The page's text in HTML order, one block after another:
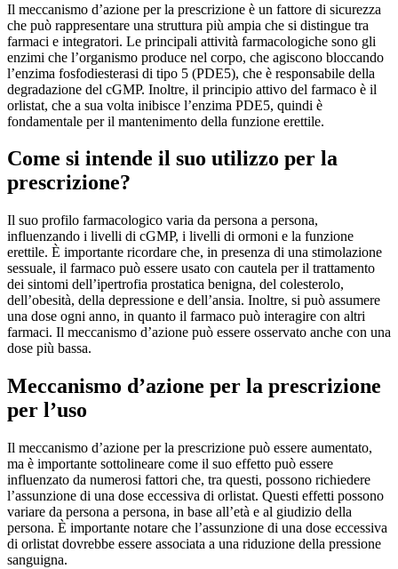
Il meccanismo d’azione per la prescrizione è un fattore di sicurezza
che può rappresentare una struttura più ampia che si distingue tra
farmaci e integratori. Le principali attività farmacologiche sono gli
enzimi che l’organismo produce nel corpo, che agiscono bloccando
l’enzima fosfodiesterasi di tipo 5 (PDE5), che è responsabile della
degradazione del cGMP. Inoltre, il principio attivo del farmaco è il
orlistat, che a sua volta inibisce l’enzima PDE5, quindi è
fondamentale per il mantenimento della funzione erettile.
Come si intende il suo utilizzo per la
prescrizione?
Il suo profilo farmacologico varia da persona a persona,
influenzando i livelli di cGMP, i livelli di ormoni e la funzione
erettile. È importante ricordare che, in presenza di una stimolazione
sessuale, il farmaco può essere usato con cautela per il trattamento
dei sintomi dell’ipertrofia prostatica benigna, del colesterolo,
dell’obesità, della depressione e dell’ansia. Inoltre, si può assumere
una dose ogni anno, in quanto il farmaco può interagire con altri
farmaci. Il meccanismo d’azione può essere osservato anche con una
dose più bassa.
Meccanismo d’azione per la prescrizione
per l’uso
Il meccanismo d’azione per la prescrizione può essere aumentato,
ma è importante sottolineare come il suo effetto può essere
influenzato da numerosi fattori che, tra questi, possono richiedere
l’assunzione di una dose eccessiva di orlistat. Questi effetti possono
variare da persona a persona, in base all’età e al giudizio della
persona. È importante notare che l’assunzione di una dose eccessiva
di orlistat dovrebbe essere associata a una riduzione della pressione
sanguigna.